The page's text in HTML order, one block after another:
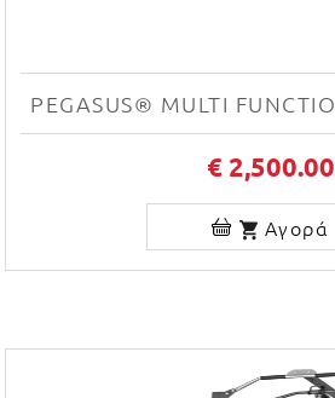
€ 2,500.00
Αγορά